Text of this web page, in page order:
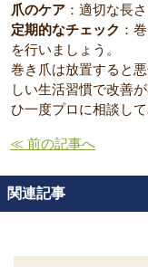
爪のケア ：適切な長
定期的なチェック ：
を行いましょう。
巻き爪は放置すると
しい生活習慣で改善
ひ一度プロに相談し
≪ 前の記事へ
関連記事